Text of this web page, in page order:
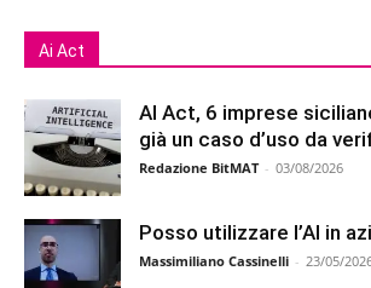
Ai Act
AI Act, 6 imprese
già un caso d’uso da
Redazione BitMAT - 03/08/2026
Posso utilizzare l’AI in
Massimiliano Cassinelli - 23/05/